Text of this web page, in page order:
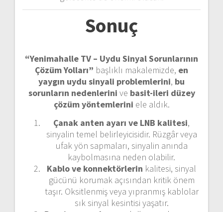
Sonuç
“Yenimahalle TV – Uydu Sinyal Sorunlarının
Çözüm Yolları” başlıklı makalemizde, en
yaygın uydu sinyali problemlerini, bu
sorunların nedenlerini ve basit-ileri düzey
çözüm yöntemlerini ele aldık.
Çanak anten ayarı ve LNB kalitesi,
sinyalin temel belirleyicisidir. Rüzgâr veya
ufak yön sapmaları, sinyalin anında
kaybolmasına neden olabilir.
Kablo ve konnektörlerin kalitesi, sinyal
gücünü korumak açısından kritik önem
taşır. Oksitlenmiş veya yıpranmış kablolar
sık sinyal kesintisi yaşatır.